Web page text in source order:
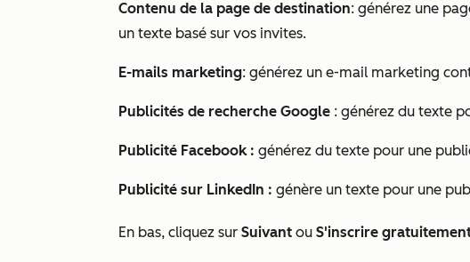
Contenu de la page de destination: générez une
un texte basé sur vos invites.
E-mails marketing: générez un e-mail marketing
Publicités de recherche Google : générez du texte
Publicité Facebook : générez du texte pour une
Publicité sur LinkedIn : génère un texte pour une
En bas, cliquez sur Suivant ou S'inscrire